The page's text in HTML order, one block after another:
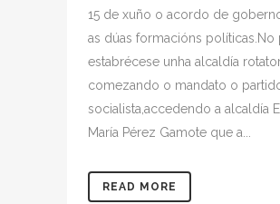
15 de xuño o acordo de
as dúas formacións políticas.No
estabrécese unha alcaldía
comezando o mandato o
socialista,accedendo a alcaldía
María Pérez Gamote que a...
READ MORE